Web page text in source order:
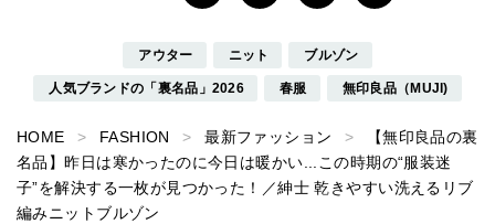
アウター ニット ブルゾン
人気ブランドの「裏名品」2026 春服 無印良品（MUJI)
HOME FASHION 最新ファッション
【無印良品の裏
名品】昨日は寒かったのに今日は暖かい...この時期の“服装迷
子”を解決する一枚が見つかった！／紳士 乾きやすい洗えるリブ
編みニットブルゾン